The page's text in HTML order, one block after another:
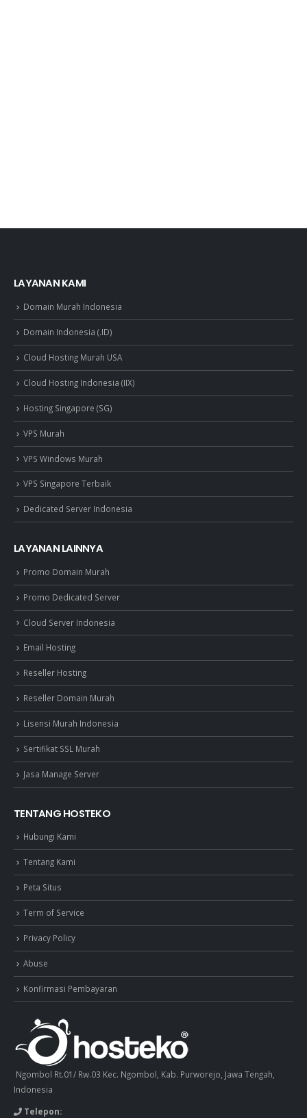
LAYANAN KAMI
Domain Murah Indonesia
Domain Indonesia (.ID)
Cloud Hosting Murah USA
Cloud Hosting Indonesia (IIX)
Hosting Singapore (SG)
VPS Murah
VPS Windows Murah
VPS Singapore Terbaik
Dedicated Server Indonesia
LAYANAN LAINNYA
Promo Domain Murah
Promo Dedicated Server
Cloud Server Indonesia
Email Hosting
Reseller Hosting
Reseller Domain Murah
Lisensi Murah Indonesia
Sertifikat SSL Murah
Jasa Manage Server
TENTANG HOSTEKO
Hubungi Kami
Tentang Kami
Peta Situs
Term of Service
Privacy Policy
Abuse
Konfirmasi Pembayaran
Ngombol Rt.01/ Rw.03 Kec. Ngombol, Kab. Purworejo, Jawa Tengah,
Indonesia
Telepon: